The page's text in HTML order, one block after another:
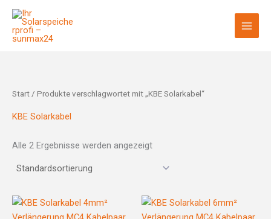
Zum
Inhalt
springen
Start / Produkte verschlagwortet mit „KBE Solarkabel“
KBE Solarkabel
Alle 2 Ergebnisse werden angezeigt